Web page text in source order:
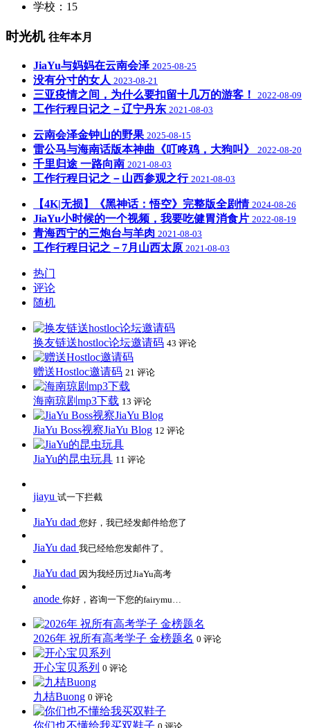
学校：15
时光机 往年本月
JiaYu与妈妈在云南会泽 2025-08-25
没有分寸的女人 2023-08-21
三亚疫情之间，为什么要扣留十几万的游客！ 2022-08-09
工作行程日记之－辽宁丹东 2021-08-03
云南会泽金钟山的野果 2025-08-15
雷公马与海南话版本神曲《叮咚鸡，大狗叫》 2022-08-20
千里归途 一路向南 2021-08-03
工作行程日记之－山西参观之行 2021-08-03
【4K|无损】《黑神话：悟空》完整版全剧情 2024-08-26
JiaYu小时候的一个视频，我要吃健胃消食片 2022-08-19
青海西宁的三炮台与羊肉 2021-08-03
工作行程日记之－7月山西太原 2021-08-03
热门
评论
随机
换友链送hostloc论坛邀请码 43 评论
赠送Hostloc邀请码 21 评论
海南琼剧mp3下载 13 评论
JiaYu Boss视察JiaYu Blog 12 评论
JiaYu的昆虫玩具 11 评论
jiayu 试一下拦截
JiaYu dad 您好，我已经发邮件给您了
JiaYu dad 我已经给您发邮件了。
JiaYu dad 因为我经历过JiaYu高考
anode 你好，咨询一下您的fairymu…
2026年 祝所有高考学子 金榜题名 0 评论
开心宝贝系列 0 评论
九桔Buong 0 评论
你们也不懂给我买双鞋子